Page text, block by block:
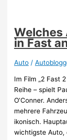
Formel-
1-
Auto
2026?
Welches
in Fast
Auto /
Im Film „2 Fast
Reihe – spielt
O’Conner.
mehrere
ikonisch.
wichtigste Auto,